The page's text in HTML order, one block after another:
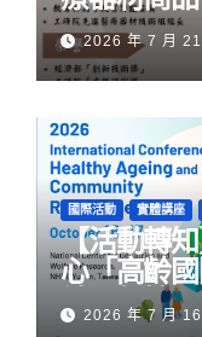
2026 年 7 月 21
國際活動 實體講座
【活動轉
心「高齡
社區韌性」
2026 年 7 月 16